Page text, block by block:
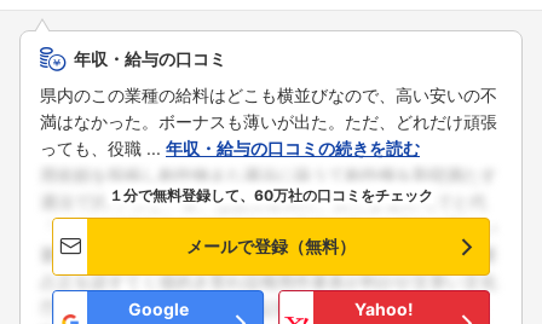
年収・給与の口コミ
県内のこの業種の給料はどこも横並びなので、高い安いの不
満はなかった。ボーナスも薄いが出た。ただ、どれだけ頑張
っても、役職 ... 年収・給与の口コミの続きを読む
１分で無料登録して、60万社の口コミをチェック
メールで登録（無料）
Google
Yahoo!